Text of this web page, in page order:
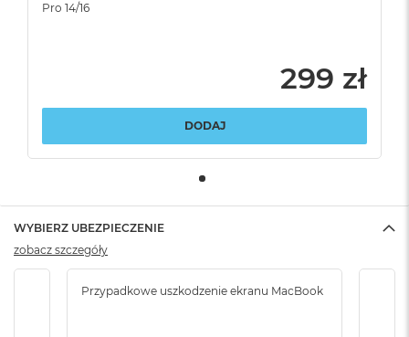
Pro 14/16
299 zł
DODAJ
WYBIERZ UBEZPIECZENIE
Przypadkowe uszkodzenie ekranu MacBook
zobacz szczegóły